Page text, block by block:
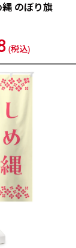
のぼり旗
(税込)